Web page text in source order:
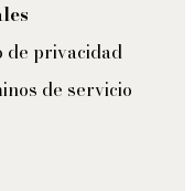
de privacidad
de servicio